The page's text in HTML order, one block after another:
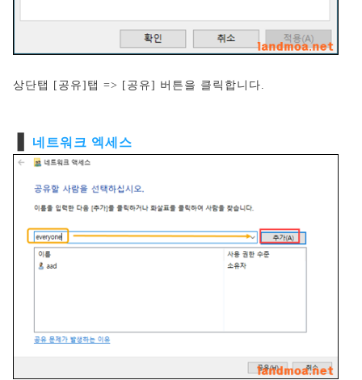
상단탭 [공유]탭 => [공유] 버튼을 클릭합니다.
네트워크 엑세스